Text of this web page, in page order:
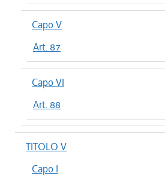
Capo V
Art. 87
Capo VI
Art. 88
TITOLO V
Capo I